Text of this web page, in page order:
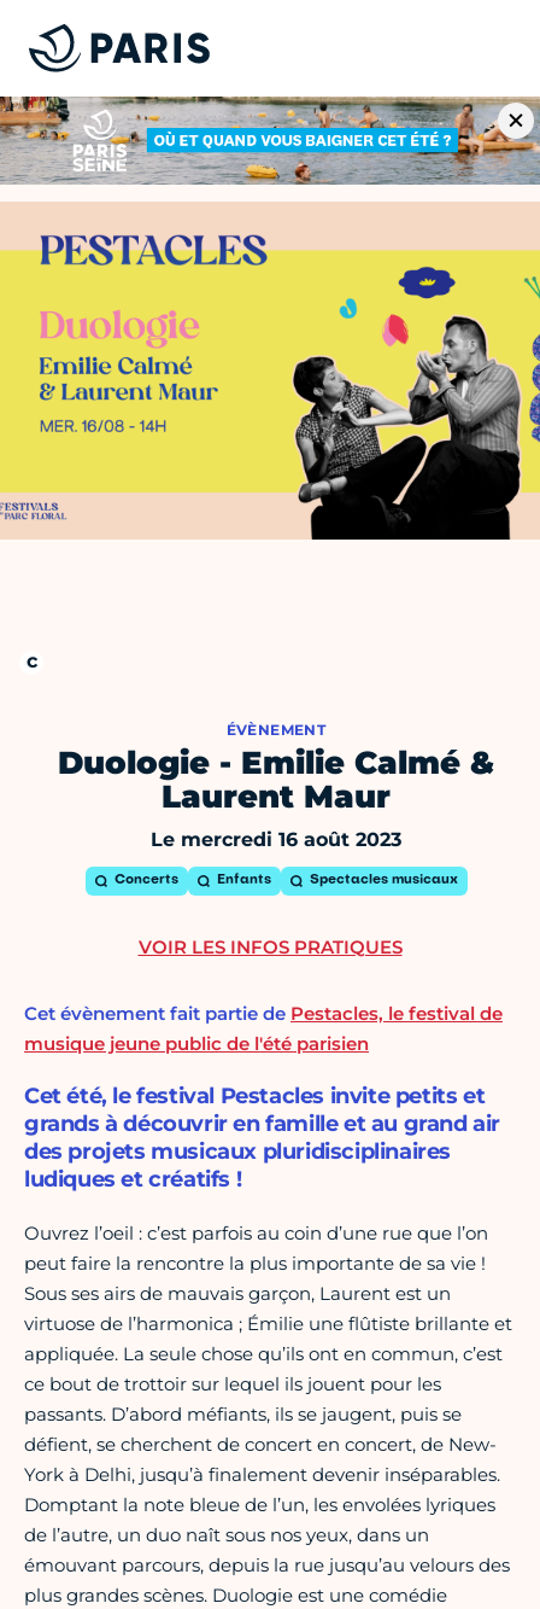
ÉVÈNEMENT
Duologie - Emilie Calmé &
Laurent Maur
Le mercredi 16 août 2023
Concerts Enfants Spectacles musicaux
Cet évènement fait partie de Pestacles, le festival de
musique jeune public de l'été parisien
Cet été, le festival Pestacles invite petits et
grands à découvrir en famille et au grand air
des projets musicaux pluridisciplinaires
ludiques et créatifs !
Ouvrez l’oeil : c’est parfois au coin d’une rue que l’on
peut faire la rencontre la plus importante de sa vie !
Sous ses airs de mauvais garçon, Laurent est un
virtuose de l’harmonica ; Émilie une flûtiste brillante et
appliquée. La seule chose qu’ils ont en commun, c’est
ce bout de trottoir sur lequel ils jouent pour les
passants. D’abord méfiants, ils se jaugent, puis se
défient, se cherchent de concert en concert, de New-
York à Delhi, jusqu’à finalement devenir inséparables.
Domptant la note bleue de l’un, les envolées lyriques
de l’autre, un duo naît sous nos yeux, dans un
émouvant parcours, depuis la rue jusqu’au velours des
plus grandes scènes. Duologie est une comédie
VOIR LES INFOS PRATIQUES